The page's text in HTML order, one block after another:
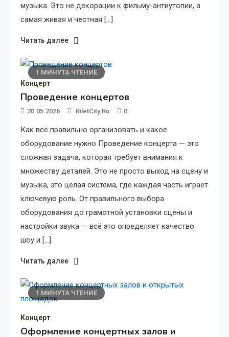
музыка. Это не декорации к фильму-антиутопии, а
самая живая и честная […]
Читать далее
1 МИНУТА ЧТЕНИЕ
Концерт
Проведение концертов
20.05.2026 BiletCity.ru 0
Как всё правильно организовать и какое
оборудование нужно Проведение концерта — это
сложная задача, которая требует внимания к
множеству деталей. Это не просто выход на сцену и
музыка, это целая система, где каждая часть играет
ключевую роль. От правильного выбора
оборудования до грамотной установки сцены и
настройки звука — всё это определяет качество
шоу и […]
Читать далее
1 МИНУТА ЧТЕНИЕ
Концерт
Оформление концертных залов и